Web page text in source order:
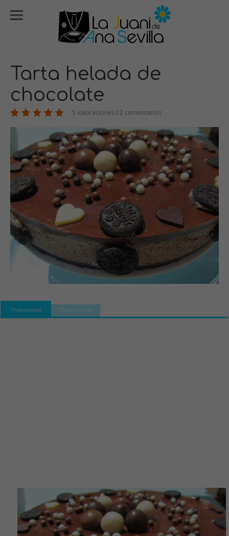
Tarta helada de
chocolate
5 valoraciones / 2 comentarios
Thermomix Tradicional